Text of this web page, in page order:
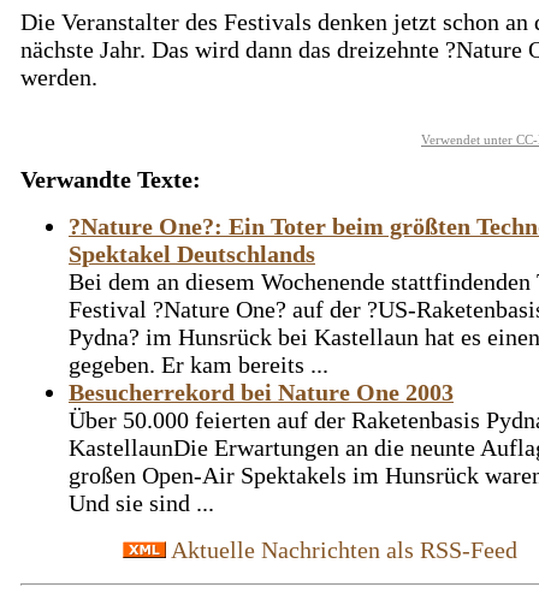
Die Veranstalter des Festivals denken jetzt schon an
nächste Jahr. Das wird dann das dreizehnte ?Nature
werden.
Verwendet unter
Verwandte Texte:
?Nature One?: Ein Toter beim größten
Spektakel Deutschlands
Bei dem an diesem Wochenende stattfindenden
Festival ?Nature One? auf der ?US-
Pydna? im Hunsrück bei Kastellaun hat es
gegeben. Er kam bereits ...
Besucherrekord bei Nature One 2003
Über 50.000 feierten auf der Raketenbasis
KastellaunDie Erwartungen an die neunte
großen Open-Air Spektakels im Hunsrück
Und sie sind ...
Aktuelle Nachrichten als RSS-Feed